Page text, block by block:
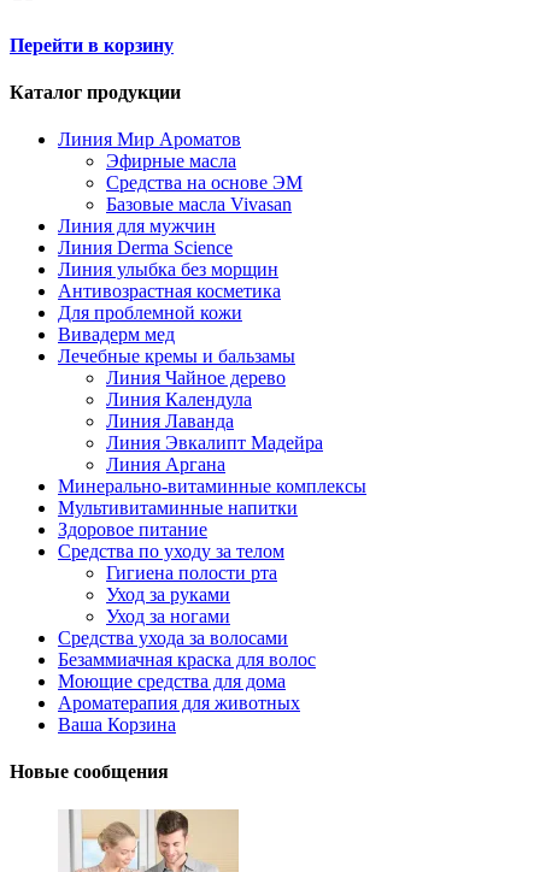
Перейти в корзину
Каталог продукции
Линия Мир Ароматов
Эфирные масла
Средства на основе ЭМ
Базовые масла Vivasan
Линия для мужчин
Линия Derma Science
Линия улыбка без морщин
Антивозрастная косметика
Для проблемной кожи
Вивадерм мед
Лечебные кремы и бальзамы
Линия Чайное дерево
Линия Календула
Линия Лаванда
Линия Эвкалипт Мадейра
Линия Аргана
Минерально-витаминные комплексы
Мультивитаминные напитки
Здоровое питание
Средства по уходу за телом
Гигиена полости рта
Уход за руками
Уход за ногами
Средства ухода за волосами
Безаммиачная краска для волос
Моющие средства для дома
Ароматерапия для животных
Ваша Корзина
Новые сообщения